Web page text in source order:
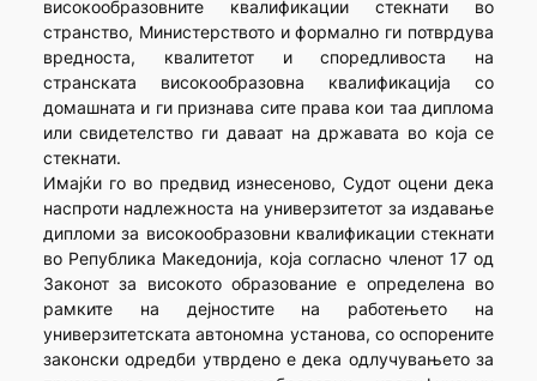
високообразовните квалификации стекнати во
странство, Министерството и формално ги потврдува
вредноста, квалитетот и споредливоста на
странската високообразовна квалификација со
домашната и ги признава сите права кои таа диплома
или свидетелство ги даваат на државата во која се
стекнати.
Имајќи го во предвид изнесеново, Судот оцени дека
наспроти надлежноста на универзитетот за издавање
дипломи за високообразовни квалификации стекнати
во Република Македонија, која согласно членот 17 од
Законот за високото образование е определена во
рамките на дејностите на работењето на
универзитетската автономна установа, со оспорените
законски одредби утврдено е дека одлучувањето за